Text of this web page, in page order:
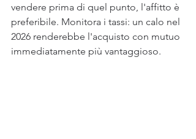
vendere prima di quel punto, l'affitto è
preferibile. Monitora i tassi: un calo nel
2026 renderebbe l'acquisto con mutuo
immediatamente più vantaggioso.